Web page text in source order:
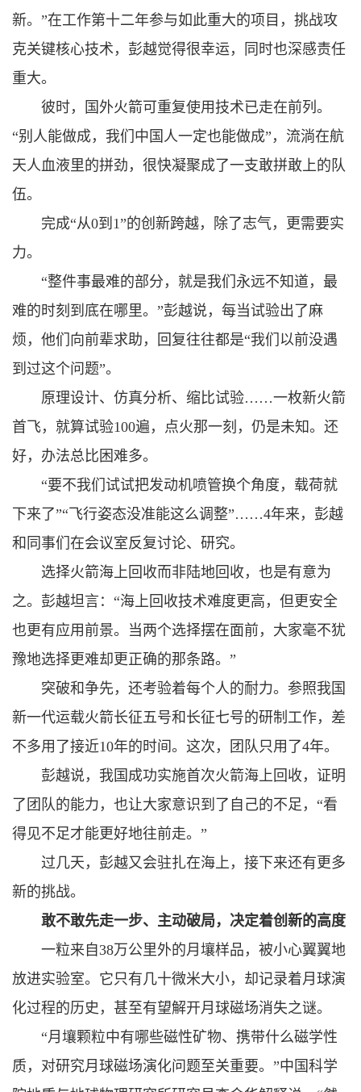
新。”在工作第十二年参与如此重大的项目，挑战攻
克关键核心技术，彭越觉得很幸运，同时也深感责任
重大。
彼时，国外火箭可重复使用技术已走在前列。
“别人能做成，我们中国人一定也能做成”，流淌在航
天人血液里的拼劲，很快凝聚成了一支敢拼敢上的队
伍。
完成“从0到1”的创新跨越，除了志气，更需要实
力。
“整件事最难的部分，就是我们永远不知道，最
难的时刻到底在哪里。”彭越说，每当试验出了麻
烦，他们向前辈求助，回复往往都是“我们以前没遇
到过这个问题”。
原理设计、仿真分析、缩比试验……一枚新火箭
首飞，就算试验100遍，点火那一刻，仍是未知。还
好，办法总比困难多。
“要不我们试试把发动机喷管换个角度，载荷就
下来了”“飞行姿态没准能这么调整”……4年来，彭越
和同事们在会议室反复讨论、研究。
选择火箭海上回收而非陆地回收，也是有意为
之。彭越坦言：“海上回收技术难度更高，但更安全
也更有应用前景。当两个选择摆在面前，大家毫不犹
豫地选择更难却更正确的那条路。”
突破和争先，还考验着每个人的耐力。参照我国
新一代运载火箭长征五号和长征七号的研制工作，差
不多用了接近10年的时间。这次，团队只用了4年。
彭越说，我国成功实施首次火箭海上回收，证明
了团队的能力，也让大家意识到了自己的不足，“看
得见不足才能更好地往前走。”
过几天，彭越又会驻扎在海上，接下来还有更多
新的挑战。
敢不敢先走一步、主动破局，决定着创新的高度
一粒来自38万公里外的月壤样品，被小心翼翼地
放进实验室。它只有几十微米大小，却记录着月球演
化过程的历史，甚至有望解开月球磁场消失之谜。
“月壤颗粒中有哪些磁性矿物、携带什么磁学性
质，对研究月球磁场演化问题至关重要。”中国科学